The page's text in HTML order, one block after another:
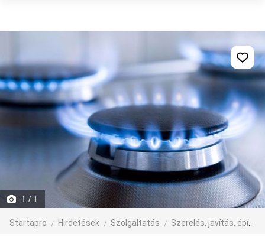
1 / 1
Startapro Hirdetések Szolgáltatás Szerelés, javítás, építkezés